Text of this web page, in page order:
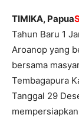
TIMIKA, Papua
Tahun Baru 1
Aroanop yang
bersama
Tembagapura
Tanggal 29